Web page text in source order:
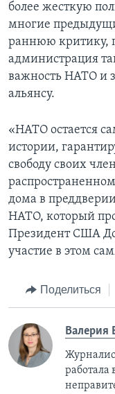
более жесткую
многие
раннюю критику,
администрация
важность НАТО и
альянсу.
«НАТО остается
истории,
свободу своих
дома в
НАТО, который
Президент США
участие в этом
Поделиться
Валерия